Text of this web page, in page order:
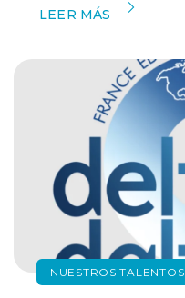
LEER MÁS
NUESTROS TALENTOS